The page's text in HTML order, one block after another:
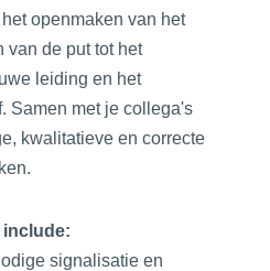
openmaken van het
van de put tot het
leiding en het
Samen met je collega's
kwalitatieve en correcte
signalisatie en